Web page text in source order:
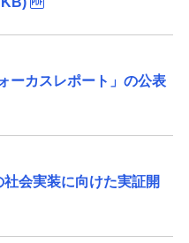
ーカスレポート」の公表
会実装に向けた実証開